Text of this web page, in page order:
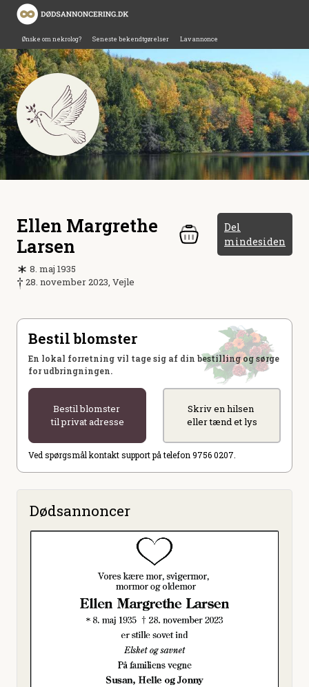
Ønske om nekrolog? Seneste bekendtgørelser Lav annonce
Ellen Margrethe
Larsen
Del
mindesiden
8. maj 1935
28. november 2023, Vejle
Bestil blomster
En lokal forretning vil tage sig af din bestilling og sørge
for udbringningen.
Bestil blomster
til privat adresse
Skriv en hilsen
eller tænd et lys
Ved spørgsmål kontakt support på telefon 9756 0207.
Dødsannoncer